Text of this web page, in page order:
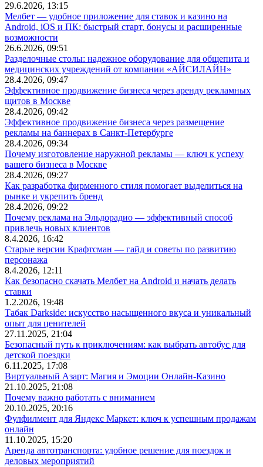
29.6.2026, 13:15
Мелбет — удобное приложение для ставок и казино на
Android, iOS и ПК: быстрый старт, бонусы и расширенные
возможности
26.6.2026, 09:51
Разделочные столы: надежное оборудование для общепита и
медицинских учреждений от компании «АЙСИЛАЙН»
28.4.2026, 09:47
Эффективное продвижение бизнеса через аренду рекламных
щитов в Москве
28.4.2026, 09:42
Эффективное продвижение бизнеса через размещение
рекламы на баннерах в Санкт-Петербурге
28.4.2026, 09:34
Почему изготовление наружной рекламы — ключ к успеху
вашего бизнеса в Москве
28.4.2026, 09:27
Как разработка фирменного стиля помогает выделиться на
рынке и укрепить бренд
28.4.2026, 09:22
Почему реклама на Эльдорадио — эффективный способ
привлечь новых клиентов
8.4.2026, 16:42
Старые версии Крафтсман — гайд и советы по развитию
персонажа
8.4.2026, 12:11
Как безопасно скачать Мелбет на Android и начать делать
ставки
1.2.2026, 19:48
Табак Darkside: искусство насыщенного вкуса и уникальный
опыт для ценителей
27.11.2025, 21:04
Безопасный путь к приключениям: как выбрать автобус для
детской поездки
6.11.2025, 17:08
Виртуальный Азарт: Магия и Эмоции Онлайн-Казино
21.10.2025, 21:08
Почему важно работать с вниманием
20.10.2025, 20:16
Фулфилмент для Яндекс Маркет: ключ к успешным продажам
онлайн
11.10.2025, 15:20
Аренда автотранспорта: удобное решение для поездок и
деловых мероприятий